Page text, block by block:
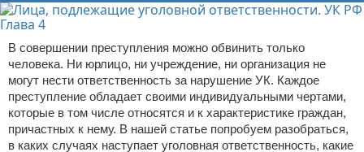
В совершении преступления можно обвинить только
человека. Ни юрлицо, ни учреждение, ни организация не
могут нести ответственность за нарушение УК. Каждое
преступление обладает своими индивидуальными чертами,
которые в том числе относятся и к характеристике граждан,
причастных к нему. В нашей статье попробуем разобраться,
в каких случаях наступает уголовная ответственность, какие